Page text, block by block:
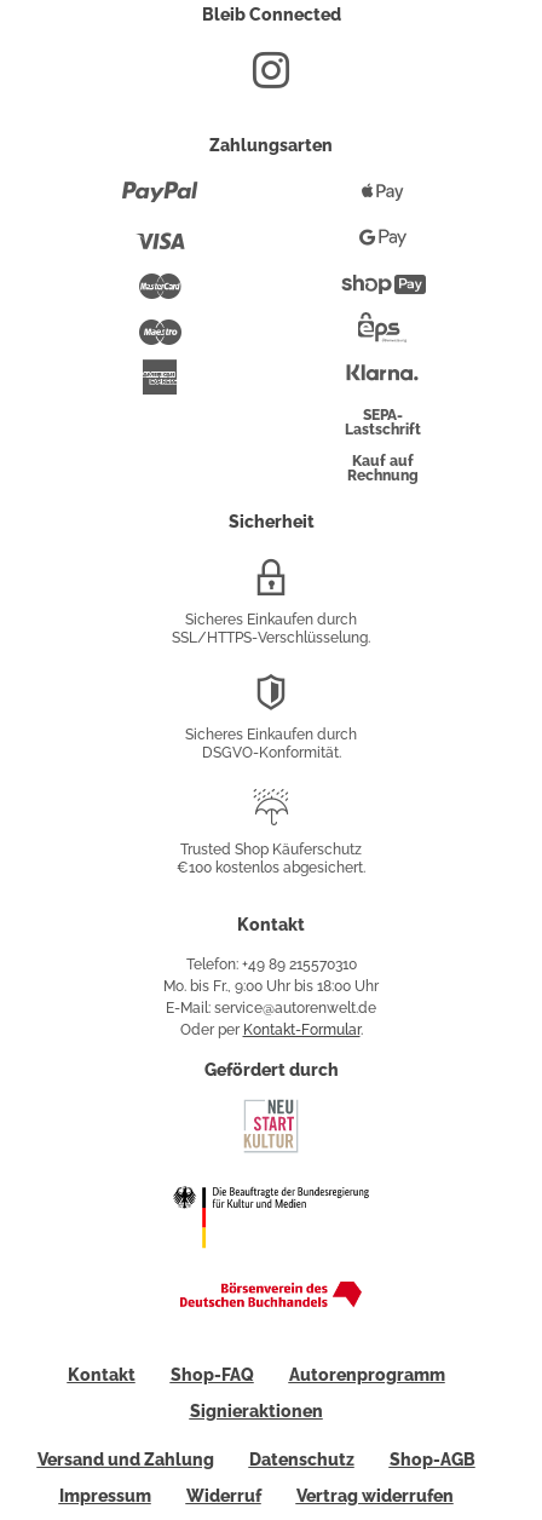
Bleib Connected
Zahlungsarten
Maestro
Pay
Google
Pay
Überweisung
SEPA-
Lastschrift
Kauf auf
Rechnung
Sicherheit
Sicheres Einkaufen durch
SSL/HTTPS-Verschlüsselung.
Sicheres Einkaufen durch
DSGVO-Konformität.
Käuferschutz
Trusted Shop Käuferschutz
€100 kostenlos abgesichert.
Kontakt
Telefon: +49 89 215570310
Mo. bis Fr., 9:00 Uhr bis 18:00 Uhr
E-Mail: service@autorenwelt.de
Oder per Kontakt-Formular.
Gefördert durch
Kontakt Shop-FAQ
Autorenprogramm
Signieraktionen
Versand und Zahlung Datenschutz
Shop-AGB
Impressum
Widerruf Vertrag widerrufen